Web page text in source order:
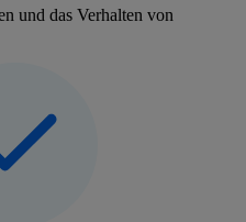
und das Verhalten von